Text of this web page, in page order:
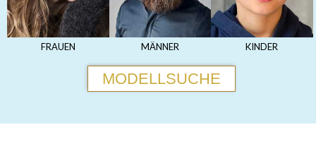
FRAUEN MÄNNER KINDER
MODELLSUCHE